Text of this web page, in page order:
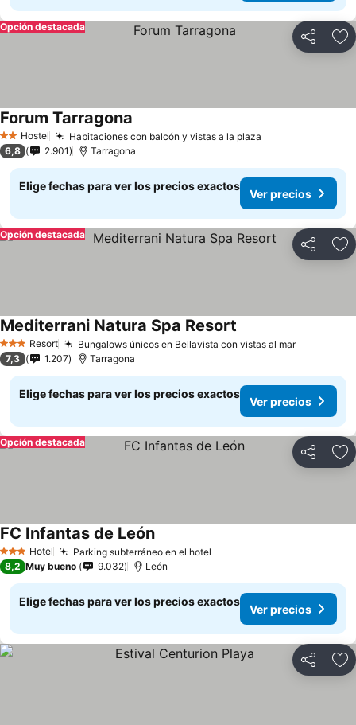
Compartir
Opción destacada
2 Estrellas
Hostel Habitaciones con balcón y vistas a la plaza
Forum Tarragona
6,8 2.901 Tarragona
Elige fechas para ver los precios exactos
Ver precios
Compartir
Opción destacada
3 EstrellasResort Bungalows únicos en Bellavista con vistas al mar
Mediterrani Natura Spa Resort
7,3 1.207 Tarragona
Elige fechas para ver los precios exactos
Ver precios
Compartir
Opción destacada
3 Estrellas
Hotel Parking subterráneo en el hotel
FC Infantas de León
8,2 Muy bueno 9.032 León
Elige fechas para ver los precios exactos
Ver precios
Compartir